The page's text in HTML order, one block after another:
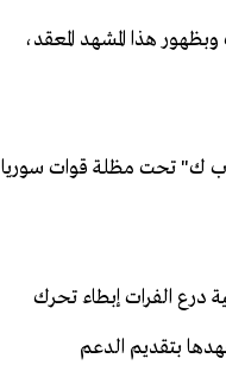
هذا المشهد المعقد،
"ي ب ك" تحت مظلة قوات سوريا
درع الفرات إبطاء تحرك
بتقديم الدعم